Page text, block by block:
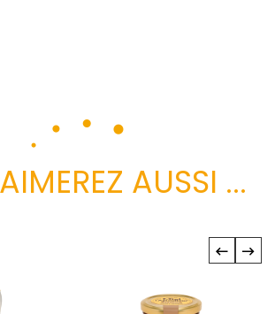
AUSSI ...